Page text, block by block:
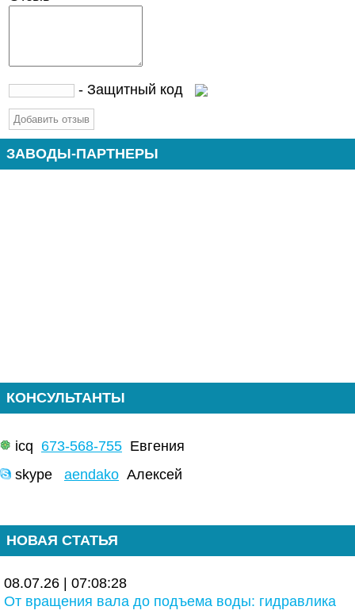
- Защитный код
ЗАВОДЫ-ПАРТНЕРЫ
КОНСУЛЬТАНТЫ
icq 673-568-755 Евгения
skype aendako Алексей
НОВАЯ СТАТЬЯ
08.07.26 | 07:08:28
От вращения вала до подъема воды: гидравлика